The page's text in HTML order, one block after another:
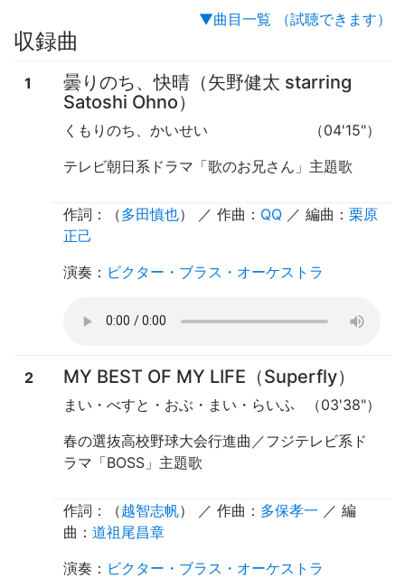
▼曲目一覧 （試聴できます）
収録曲
1
曇りのち、快晴（矢野健太 starring
Satoshi Ohno）
（04'15"）
くもりのち、かいせい
テレビ朝日系ドラマ「歌のお兄さん」主題歌
作詞：（多田慎也） ／ 作曲： QQ ／ 編曲： 栗原
正己
演奏 ： ビクター・ブラス・オーケストラ
2 MY BEST OF MY LIFE（Superfly）
（03'38"）
まい・べすと・おぶ・まい・らいふ
春の選抜高校野球大会行進曲／フジテレビ系ド
ラマ「BOSS」主題歌
作詞：（越智志帆） ／ 作曲： 多保孝一 ／ 編
曲： 道祖尾昌章
演奏 ： ビクター・ブラス・オーケストラ